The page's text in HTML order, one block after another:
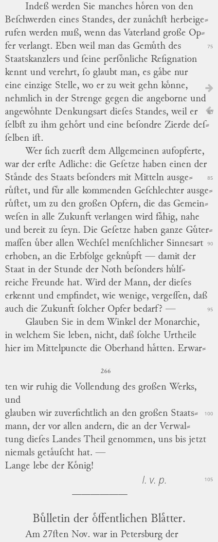
Indeß werden Sie manches hoͤren von den
Beſchwerden eines Standes, der zunaͤchſt herbeige⸗
rufen werden muß, wenn das Vaterland große Op⸗
fer verlangt. Eben weil man das Gemuͤth des 75
Staatskanzlers und ſeine perſoͤnliche Reſignation
kennt und verehrt, ſo glaubt man, es gaͤbe nur
eine einzige Stelle, wo er zu weit gehn koͤnne,
nehmlich in der Strenge gegen die angeborne und
angewoͤhnte Denkungsart dieſes Standes, weil er
80
ſelbſt zu ihm gehoͤrt und eine beſondre Zierde deſ⸗
ſelben iſt.
Wer ſich zuerſt dem Allgemeinen aufopferte,
war der erſte Adliche: die Geſetze haben einen der
Staͤnde des Staats beſonders mit Mitteln ausge⸗ 85
ruͤſtet, und fuͤr alle kommenden Geſchlechter ausge⸗
ruͤſtet, um zu den großen Opfern, die das Gemein⸗
weſen in alle Zukunft verlangen wird faͤhig, nahe
und bereit zu ſeyn. Die Geſetze haben ganze Guͤter⸗
maſſen uͤber allen Wechſel menſchlicher Sinnesart 90
erhoben, an die Erbfolge geknuͤpft — damit der
Staat in der Stunde der Noth beſonders huͤlf⸗
reiche Freunde hat. Wird der Mann, der dieſes
erkennt und empfindet, wie wenige, vergeſſen, daß
auch die Zukunft ſolcher Opfer bedarf? —
95
Glauben Sie in dem Winkel der Monarchie,
in welchem Sie leben, nicht, daß ſolche Urtheile
hier im Mittelpuncte die Oberhand haͤtten. Erwar⸗
266
ten wir ruhig die Vollendung des großen Werks,
und
glauben wir zuverſichtlich an den großen Staats⸗ 100
mann, der vor allen andern, die an der Verwal⸗
tung dieſes Landes Theil genommen, uns bis jetzt
niemals getaͤuſcht hat. —
Lange lebe der Koͤnig!
l. v. p. 105
Buͤlletin der oͤffentlichen Blaͤtter.
Am 27ſten Nov. war in Petersburgder